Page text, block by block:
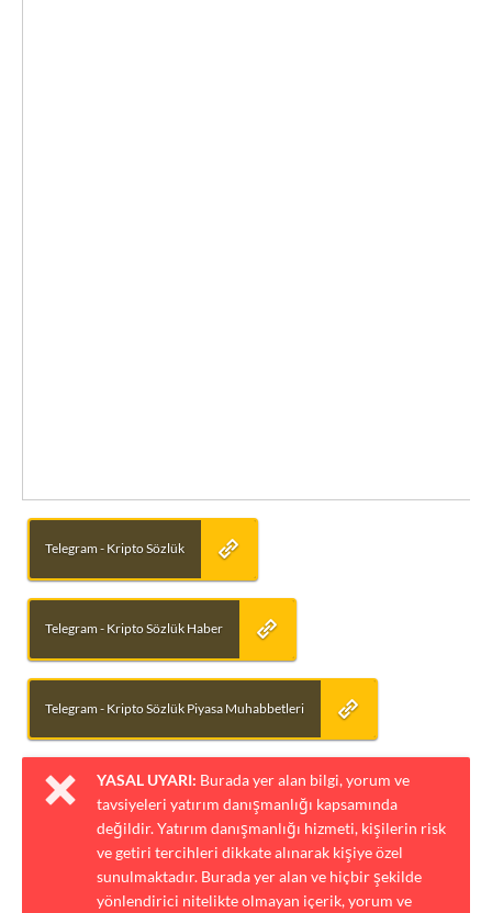
Telegram - Kripto Sözlük
Telegram - Kripto Sözlük Haber
Telegram - Kripto Sözlük Piyasa Muhabbetleri
YASAL UYARI: Burada yer alan bilgi, yorum ve
tavsiyeleri yatırım danışmanlığı kapsamında
değildir. Yatırım danışmanlığı hizmeti, kişilerin risk
ve getiri tercihleri dikkate alınarak kişiye özel
sunulmaktadır. Burada yer alan ve hiçbir şekilde
yönlendirici nitelikte olmayan içerik, yorum ve